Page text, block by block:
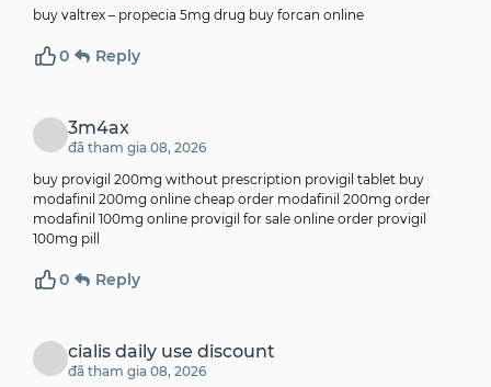
buy valtrex – propecia 5mg drug buy forcan online
0 Reply
3m4ax
đã tham gia 08, 2026
buy provigil 200mg without prescription provigil tablet buy
modafinil 200mg online cheap order modafinil 200mg order
modafinil 100mg online provigil for sale online order provigil
100mg pill
0 Reply
cialis daily use discount
đã tham gia 08, 2026